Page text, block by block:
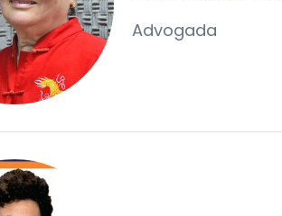
Advogada